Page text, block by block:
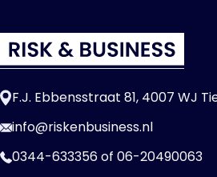
F.J. Ebbensstraat 81, 4007 WJ
info@riskenbusiness.nl
0344-633356of 06-20490063